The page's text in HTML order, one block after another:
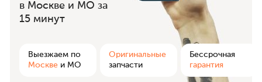
в Москве и МО за
15 минут
Выезжаем по
Москве и МО
Оригинальные
запчасти
Бессрочная
гарантия